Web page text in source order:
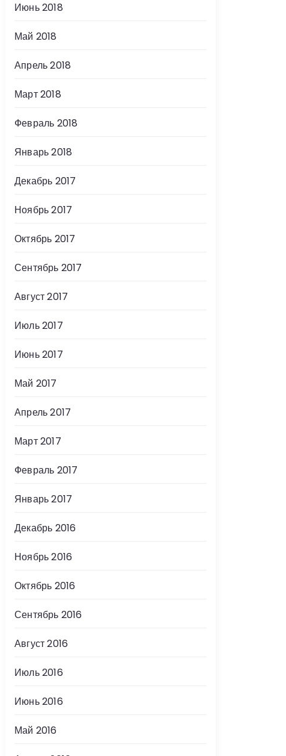
Июнь 2018
Май 2018
Апрель 2018
Март 2018
Февраль 2018
Январь 2018
Декабрь 2017
Ноябрь 2017
Октябрь 2017
Сентябрь 2017
Август 2017
Июль 2017
Июнь 2017
Май 2017
Апрель 2017
Март 2017
Февраль 2017
Январь 2017
Декабрь 2016
Ноябрь 2016
Октябрь 2016
Сентябрь 2016
Август 2016
Июль 2016
Июнь 2016
Май 2016